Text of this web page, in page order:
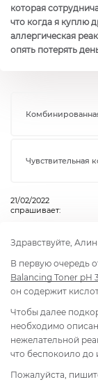
которая
что когда я куплю
аллергическая
опять потерять
Чувствительная
21/02/2022
спрашивает:
Здравствуйте,
В первую очередь
Balancing Toner pH
он содержит
Чтобы далее
необходимо
нежелательной
что беспокоило до
Пожалуйста,